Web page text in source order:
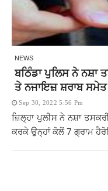
NEWS
ਬਠਿੰਡਾ ਪੁਲਿਸ ਨੇ ਨਸ਼ਾ
ਤੇ ਨਜਾਇਜ਼ ਸ਼ਰਾਬ ਸਮੇਤ
Sep 30, 2022 5:56 Pm
ਜ਼ਿਲ੍ਹਾ ਪੁਲੀਸ ਨੇ ਨਸ਼ਾ
ਕਰਕੇ ਉਨ੍ਹਾਂ ਕੋਲੋਂ 7 ਗ੍ਰਾਮ